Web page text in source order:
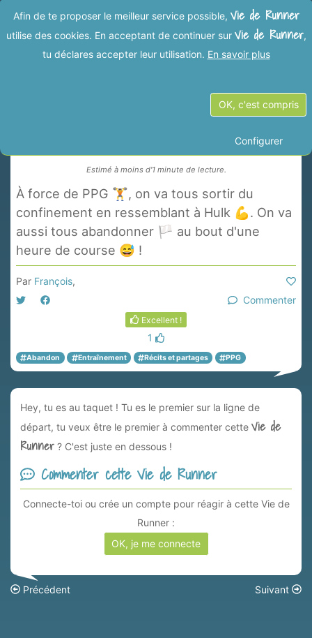
Suivant
PPG pendant le confinement
Estimé à moins d'1 minute de lecture.
À force de PPG 🏋️, on va tous sortir du
confinement en ressemblant à Hulk 💪. On va
aussi tous abandonner 🏳️ au bout d'une
heure de course 😅 !
Par François,
Commenter
Excellent !
1
Abandon Entraînement Récits et partages PPG
Hey, tu es au taquet ! Tu es le premier sur la ligne de
départ, tu veux être le premier à commenter cette Vie de
Runner ? C'est juste en dessous !
Commenter cette Vie de Runner
Connecte-toi ou crée un compte pour réagir à cette Vie de
Runner :
OK, je me connecte
Précédent Suivant
Afin de te proposer le meilleur service possible, Vie de Runner
utilise des cookies. En acceptant de continuer sur Vie de Runner,
tu déclares accepter leur utilisation. En savoir plus
OK, c'est compris
Configurer